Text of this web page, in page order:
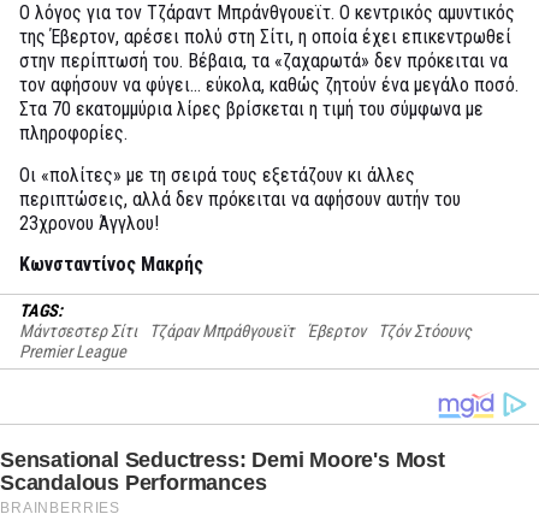
Ο λόγος για τον Τζάραντ Μπράνθγουεϊτ. Ο κεντρικός αμυντικός
της Έβερτον, αρέσει πολύ στη Σίτι, η οποία έχει επικεντρωθεί
στην περίπτωσή του. Βέβαια, τα «ζαχαρωτά» δεν πρόκειται να
τον αφήσουν να φύγει… εύκολα, καθώς ζητούν ένα μεγάλο ποσό.
Στα 70 εκατομμύρια λίρες βρίσκεται η τιμή του σύμφωνα με
πληροφορίες.
Οι «πολίτες» με τη σειρά τους εξετάζουν κι άλλες
περιπτώσεις, αλλά δεν πρόκειται να αφήσουν αυτήν του
23χρονου Άγγλου!
Κωνσταντίνος Μακρής
TAGS:
Μάντσεστερ Σίτι
Τζάραν Μπράθγουεϊτ Έβερτον
Τζόν Στόουνς
Premier League